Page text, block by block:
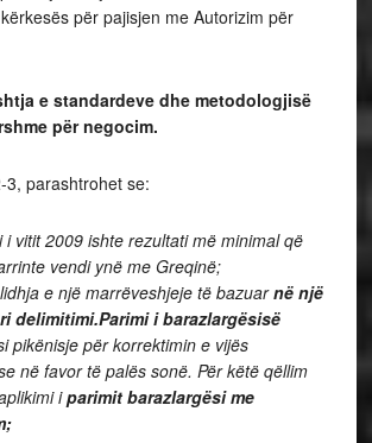
për pajisjen me Autorizim për
e standardeve dhe metodologjisë
për negocim.
3, parashtrohet se:
i vitit 2009 ishte rezultati më minimal që
vendi ynë me Greqinë;
e një marrëveshjeje të bazuarnë një
delimitimi.Parimi i barazlargësisë
pikënisje për korrektimin e vijës
në favor të palës sonë. Për këtë qëllim
iparimit barazlargësi me